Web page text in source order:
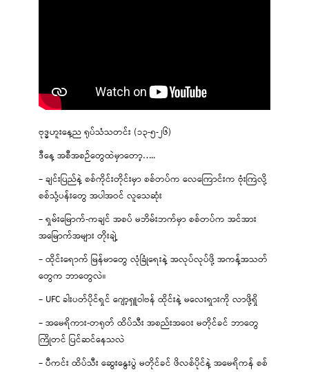
ဗုဒ္ဓဟူးနေ့ည ရုပ်သံသတင်း (၁၃-၅-၂၆)
ဒီနေ့ အစီအစဉ်တွေထဲမှာတော့…..
– ချင်းပြည်နဲ့ စစ်ကိုင်းတိုင်းမှာ စစ်တပ်က လေကြောင်းက ဗုံးကြဲလို့
စစ်သုံ့ပန်းတွေ အပါအဝင် လူသေဆုံး
– ရှမ်းမြောက်-ကချင် အစပ် မဘိမ်းဘက်မှာ စစ်တပ်က အင်အား
အမြောက်အများ တိုးချဲ့
– ထိုင်းရောက် မြန်မာတွေ လုံခြုံရေးနဲ့ အလုပ်လုပ်ဖို့ အကန့်အသတ်
တွေက ဘာတွေလဲ။
– UFC ခါးပတ်ပိုင်ရှင် ဂျော့ရှူဝါဗန် ထိုင်းနဲ့ မလေးရှားကို လာဖို့ရှိ
– အမေရိကား-တရုတ် ထိပ်သီး အစည်းအဝေး မတိုင်ခင် ဘာတွေ
ကြိုတင် ပြင်ဆင်နေသလဲ
– ပီကင်း ထိပ်သီး ဆွေးနွေးပွဲ မတိုင်ခင် ဖိလစ်ပိုင်နဲ့ အမေရိကန် စစ်